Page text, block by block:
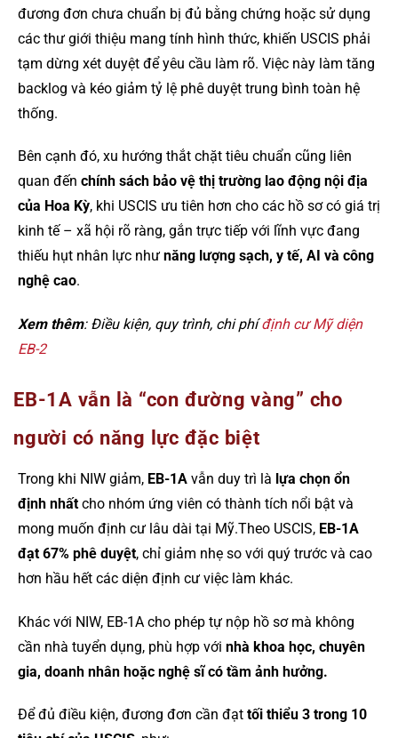
đương đơn chưa chuẩn bị đủ bằng chứng hoặc sử dụng
các thư giới thiệu mang tính hình thức, khiến USCIS phải
tạm dừng xét duyệt để yêu cầu làm rõ. Việc này làm tăng
backlog và kéo giảm tỷ lệ phê duyệt trung bình toàn hệ
thống.
Bên cạnh đó, xu hướng thắt chặt tiêu chuẩn cũng liên
quan đến chính sách bảo vệ thị trường lao động nội địa
của Hoa Kỳ, khi USCIS ưu tiên hơn cho các hồ sơ có giá trị
kinh tế – xã hội rõ ràng, gắn trực tiếp với lĩnh vực đang
thiếu hụt nhân lực như năng lượng sạch, y tế, AI và công
nghệ cao.
Xem thêm: Điều kiện, quy trình, chi phíđịnh cư Mỹ diện
EB-2
EB-1A vẫn là “con đường vàng” cho
người có năng lực đặc biệt
Trong khi NIW giảm, EB-1A vẫn duy trì là lựa chọn ổn
định nhất cho nhóm ứng viên có thành tích nổi bật và
mong muốn định cư lâu dài tại Mỹ.Theo USCIS, EB-1A
đạt 67% phê duyệt, chỉ giảm nhẹ so với quý trước và cao
hơn hầu hết các diện định cư việc làm khác.
Khác với NIW, EB-1A cho phép tự nộp hồ sơ mà không
cần nhà tuyển dụng, phù hợp với nhà khoa học, chuyên
gia, doanh nhân hoặc nghệ sĩ có tầm ảnh hưởng.
Để đủ điều kiện, đương đơn cần đạt tối thiểu 3 trong 10